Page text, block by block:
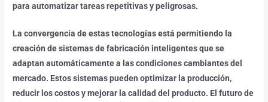
para automatizar tareas repetitivas y peligrosas.
La convergencia de estas tecnologías está permitiendo la
creación de sistemas de fabricación inteligentes que se
adaptan automáticamente a las condiciones cambiantes del
mercado. Estos sistemas pueden optimizar la producción,
reducir los costos y mejorar la calidad del producto. El futuro de